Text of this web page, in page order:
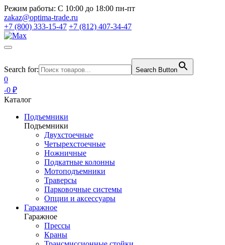
Режим работы: С 10:00 до 18:00 пн-пт
zakaz@optima-trade.ru
+7 (800) 333-15-47 +7 (812) 407-34-47
Search for: Search Button
0
-0 ₽
Каталог
Подъемники
Подъемники
Двухстоечные
Четырехстоечные
Ножничные
Подкатные колонны
Мотоподъемники
Траверсы
Парковочные системы
Опции и аксессуары
Гаражное
Гаражное
Прессы
Краны